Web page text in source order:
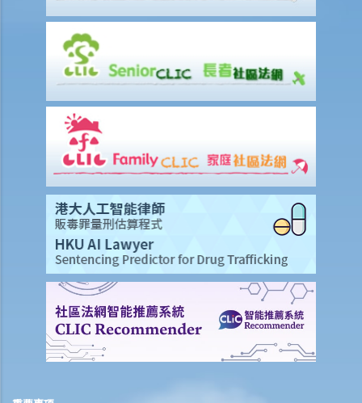
其他有關工傷的事項
如何安排支付工傷賠償？
若然我不能與僱主和平地解決工傷賠償問題，將案件呈交法院的時限是
若然我對條例所給予的補償感到不滿，或者我認為僱主忽略了應有的安
全措施，我可否進一步提出申索？
人壽保險
受保人已失蹤了數年，其保單受益人可否向保險公司索取死亡賠償？
在處理索償時，保險公司會否接受中醫發出的醫療報告 / 醫生紙？
如果我的保單已經失效，但我重新繳交保費以嘗試令保單「復效」。我
可否在這段期間向保險公司索償？
我為同一項目（如住院或家居意外）購買了數份保險。我可否從所有保
單索取全數保額，或只可索取實際開支或損失？人壽保險的死亡賠償會
否有不同規定？